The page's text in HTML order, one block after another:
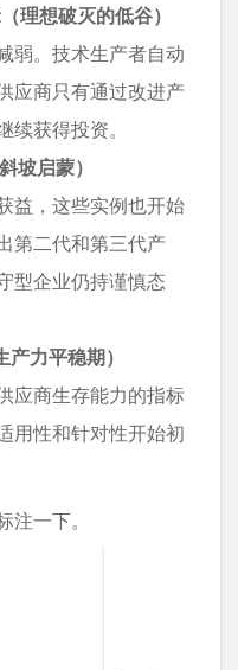
想破灭的低谷）
弱。技术生产者自动
应商只有通过改进产
获得投资。
坡启蒙）
益，这些实例也开始
第二代和第三代产
型企业仍持谨慎态
力平稳期）
应商生存能力的指标
用性和针对性开始初
一下。